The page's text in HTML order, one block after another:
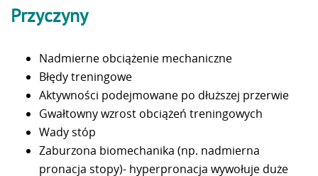
Przyczyny
Nadmierne obciążenie mechaniczne
Błędy treningowe
Aktywności podejmowane po dłuższej przerwie
Gwałtowny wzrost obciążeń treningowych
Wady stóp
Zaburzona biomechanika (np. nadmierna
pronacja stopy)- hyperpronacja wywołuje duże